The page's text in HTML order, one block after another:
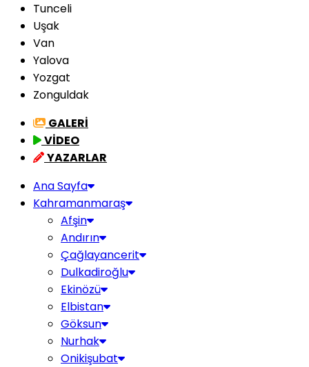
Tunceli
Uşak
Van
Yalova
Yozgat
Zonguldak
GALERİ
VİDEO
YAZARLAR
Ana Sayfa
Kahramanmaraş
Afşin
Andırın
Çağlayancerit
Dulkadiroğlu
Ekinözü
Elbistan
Göksun
Nurhak
Onikişubat